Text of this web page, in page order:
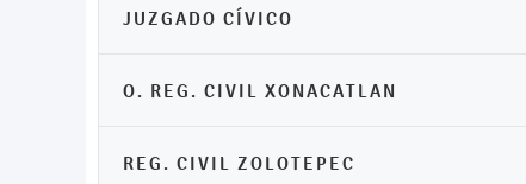
JUZGADO CÍVICO
O. REG. CIVIL XONACATLAN
REG. CIVIL ZOLOTEPEC